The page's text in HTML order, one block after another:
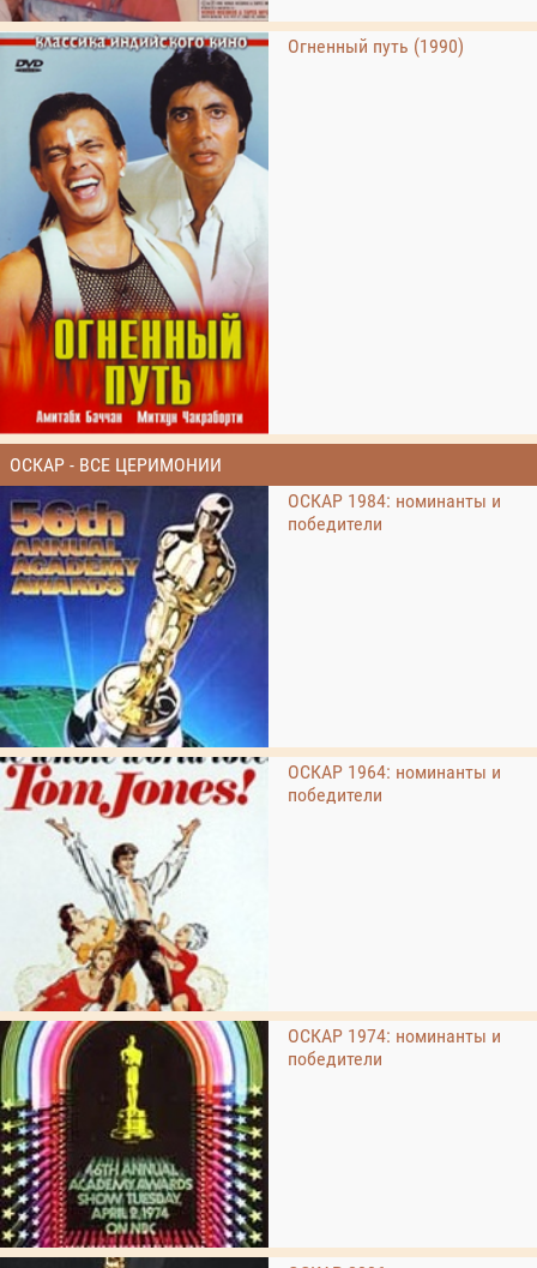
Огненный путь (1990)
ОСКАР - ВСЕ ЦЕРИМОНИИ
ОСКАР 1984: номинанты и
победители
ОСКАР 1964: номинанты и
победители
ОСКАР 1974: номинанты и
победители